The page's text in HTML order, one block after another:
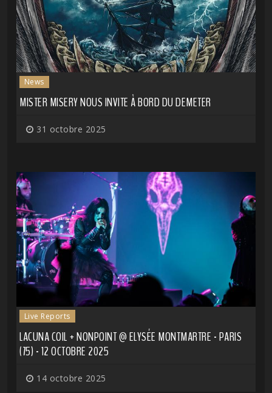
News
MISTER MISERY NOUS INVITE À BORD DU DEMETER
31 octobre 2025
Live Reports
LACUNA COIL + NONPOINT @ ELYSÉE MONTMARTRE - PARIS
(75) - 12 OCTOBRE 2025
14 octobre 2025